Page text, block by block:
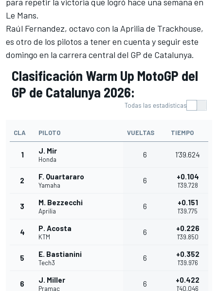
Le Mans.
Raúl Fernandez, octavo con la Aprilia de Trackhouse,
es otro de los pilotos a tener en cuenta y seguir este
domingo en la carrera central del GP de Catalunya.
Clasificación Warm Up MotoGP del
GP de Catalunya 2026:
Todas las estadísticas
CLA PILOTO VUELTAS TIEMPO
1 J. Mir
Honda
6 1'39.624
2 F. Quartararo
Yamaha
6 +0.104
1'39.728
3 M. Bezzecchi
Aprilia
6 +0.151
1'39.775
4 P. Acosta
KTM
6 +0.226
1'39.850
5 E. Bastianini
Tech3
6 +0.352
1'39.976
6 J. Miller
Pramac
6 +0.422
1'40.046